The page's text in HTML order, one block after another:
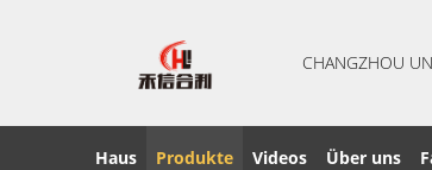
CHANGZHOU
Haus Produkte Videos Über uns